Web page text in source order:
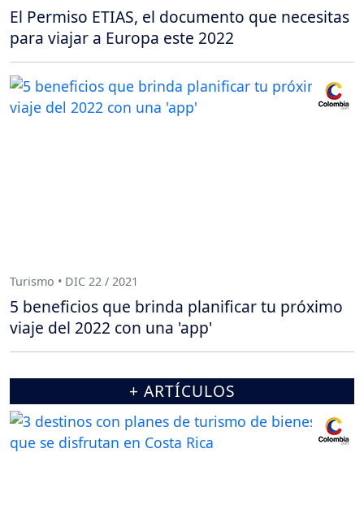
El Permiso ETIAS, el documento que necesitas
para viajar a Europa este 2022
Turismo • DIC 22 / 2021
5 beneficios que brinda planificar tu próximo
viaje del 2022 con una 'app'
+ ARTÍCULOS